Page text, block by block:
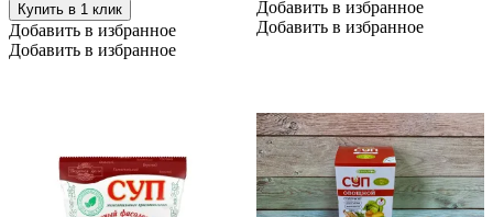
Купить в 1 клик
Добавить в избранное
Добавить в избранное
Добавить в избранное
Добавить в избранное